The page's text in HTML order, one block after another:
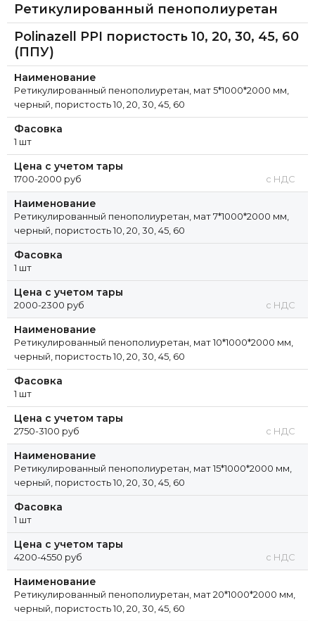
Ретикулированный пенополиуретан
Polinazell PPI пористость 10, 20, 30, 45, 60
(ППУ)
Наименование
Ретикулированный пенополиуретан, мат 5*1000*2000 мм,
черный, пористость 10, 20, 30, 45, 60
Фасовка
1 шт
Цена с учетом тары
1700-2000 руб с НДС
Наименование
Ретикулированный пенополиуретан, мат 7*1000*2000 мм,
черный, пористость 10, 20, 30, 45, 60
Фасовка
1 шт
Цена с учетом тары
2000-2300 руб с НДС
Наименование
Ретикулированный пенополиуретан, мат 10*1000*2000 мм,
черный, пористость 10, 20, 30, 45, 60
Фасовка
1 шт
Цена с учетом тары
2750-3100 руб с НДС
Наименование
Ретикулированный пенополиуретан, мат 15*1000*2000 мм,
черный, пористость 10, 20, 30, 45, 60
Фасовка
1 шт
Цена с учетом тары
4200-4550 руб с НДС
Наименование
Ретикулированный пенополиуретан, мат 20*1000*2000 мм,
черный, пористость 10, 20, 30, 45, 60